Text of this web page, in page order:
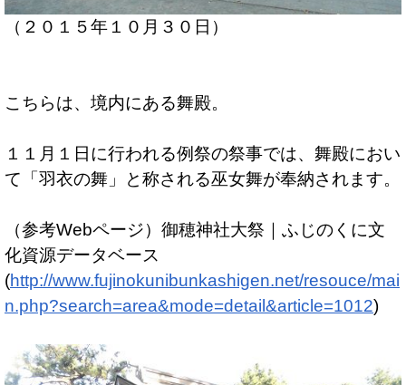
（２０１５年１０月３０日）
こちらは、境内にある舞殿。
１１月１日に行われる例祭の祭事では、舞殿におい
て「羽衣の舞」と称される巫女舞が奉納されます。
（参考Webページ）御穂神社大祭｜ふじのくに文
化資源データベース
(http://www.fujinokunibunkashigen.net/resouce/mai
n.php?search=area&mode=detail&article=1012)